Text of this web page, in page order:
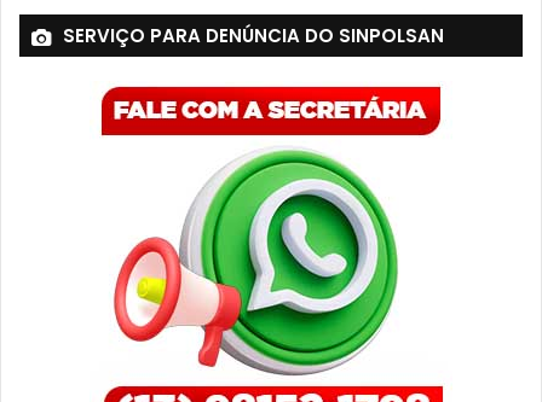
SERVIÇO PARA DENÚNCIA DO SINPOLSAN